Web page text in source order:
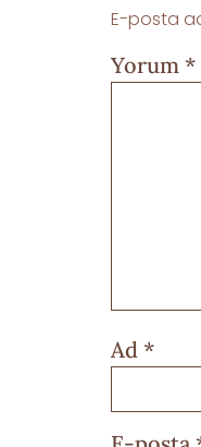
E-posta
Yorum *
Ad *